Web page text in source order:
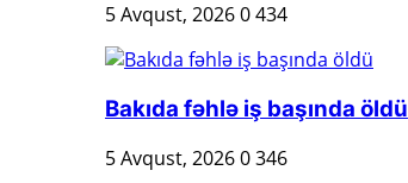
5 Avqust, 20260434
Bakıda fəhlə iş başında öldü
5 Avqust, 20260346